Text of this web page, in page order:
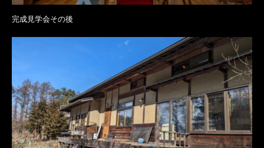
完成見学会その後